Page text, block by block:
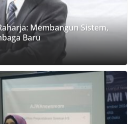
Membangun Sistem,
Baru